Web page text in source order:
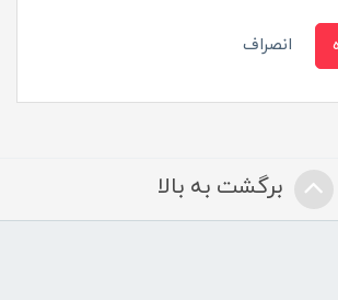
انصراف
برگشت به بالا